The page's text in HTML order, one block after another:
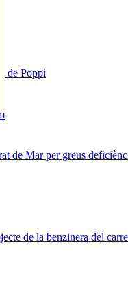
de Poppi
de Mar per greus
de la benzinera del